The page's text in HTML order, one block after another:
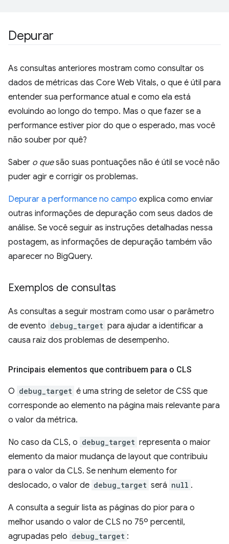
Depurar
As consultas anteriores mostram como consultar os
dados de métricas das Core Web Vitals, o que é útil para
entender sua performance atual e como ela está
evoluindo ao longo do tempo. Mas o que fazer se a
performance estiver pior do que o esperado, mas você
não souber por quê?
Saber o quesão suas pontuações não é útil se você não
puder agir e corrigir os problemas.
Depurar a performance no campo explica como enviar
outras informações de depuração com seus dados de
análise. Se você seguir as instruções detalhadas nessa
postagem, as informações de depuração também vão
aparecer no BigQuery.
Exemplos de consultas
As consultas a seguir mostram como usar o parâmetro
de evento debug_target para ajudar a identificar a
causa raiz dos problemas de desempenho.
Principais elementos que contribuem para o CLS
O debug_target é uma string de seletor de CSS que
corresponde ao elemento na página mais relevante para
o valor da métrica.
No caso da CLS, o debug_target representa o maior
elemento da maior mudança de layout que contribuiu
para o valor da CLS. Se nenhum elemento for
deslocado, o valor de debug_target será null .
A consulta a seguir lista as páginas do pior para o
melhor usando o valor de CLS no 75º percentil,
agrupadas pelo debug_target :